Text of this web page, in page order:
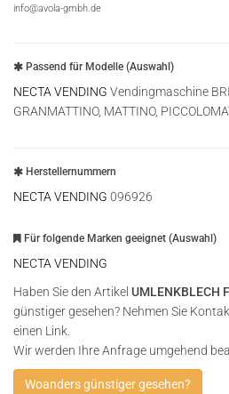
info@avola-gmbh.de
Passend für Modelle (Auswahl)
NECTA VENDING Vendingmaschine
GRANMATTINO, MATTINO,
Herstellernummern
NECTA VENDING 096926
Für folgende Marken geeignet (Auswahl)
NECTA VENDING
Haben Sie den Artikel UMLENKBLECH
günstiger gesehen? Nehmen Sie
einen Link.
Wir werden Ihre Anfrage umgehend
Woanders günstiger gesehen?